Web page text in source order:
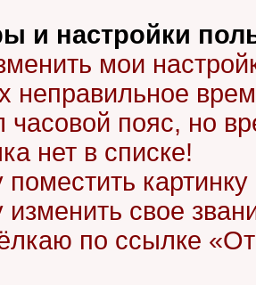
и настройки
мои
неправильное
часовой пояс, но
нет в списке!
поместить
изменить свое
по ссылке